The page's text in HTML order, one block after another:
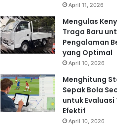
April 11, 2026
Mengulas
Traga Baru
Pengalaman
yang Optimal
April 10, 2026
Menghitung
Sepak Bola
untuk Evaluasi
Efektif
April 10, 2026